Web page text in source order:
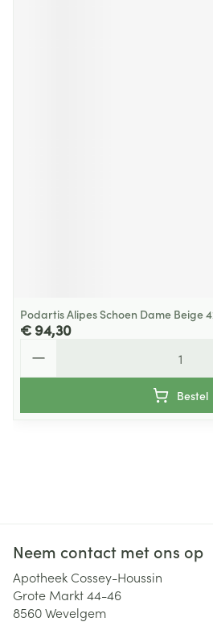
Podartis Alipes Schoen Dame Beige
€ 94,30
Bestel
Neem contact met ons op
Apotheek Cossey-Houssin
Grote Markt 44-46
8560Wevelgem